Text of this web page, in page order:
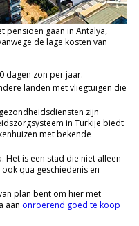
pensioen gaan in Antalya,
de lage kosten van
dagen zon per jaar.
landen met vliegtuigen die
zijn
in Turkije biedt
met bekende
Het is een stad die niet alleen
qua geschiedenis en
plan bent om hier met
aan onroerend goed te koop